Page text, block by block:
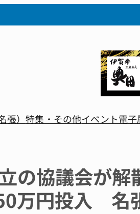
張）特集・その他イベント電子
の協議会が
万円投入 名